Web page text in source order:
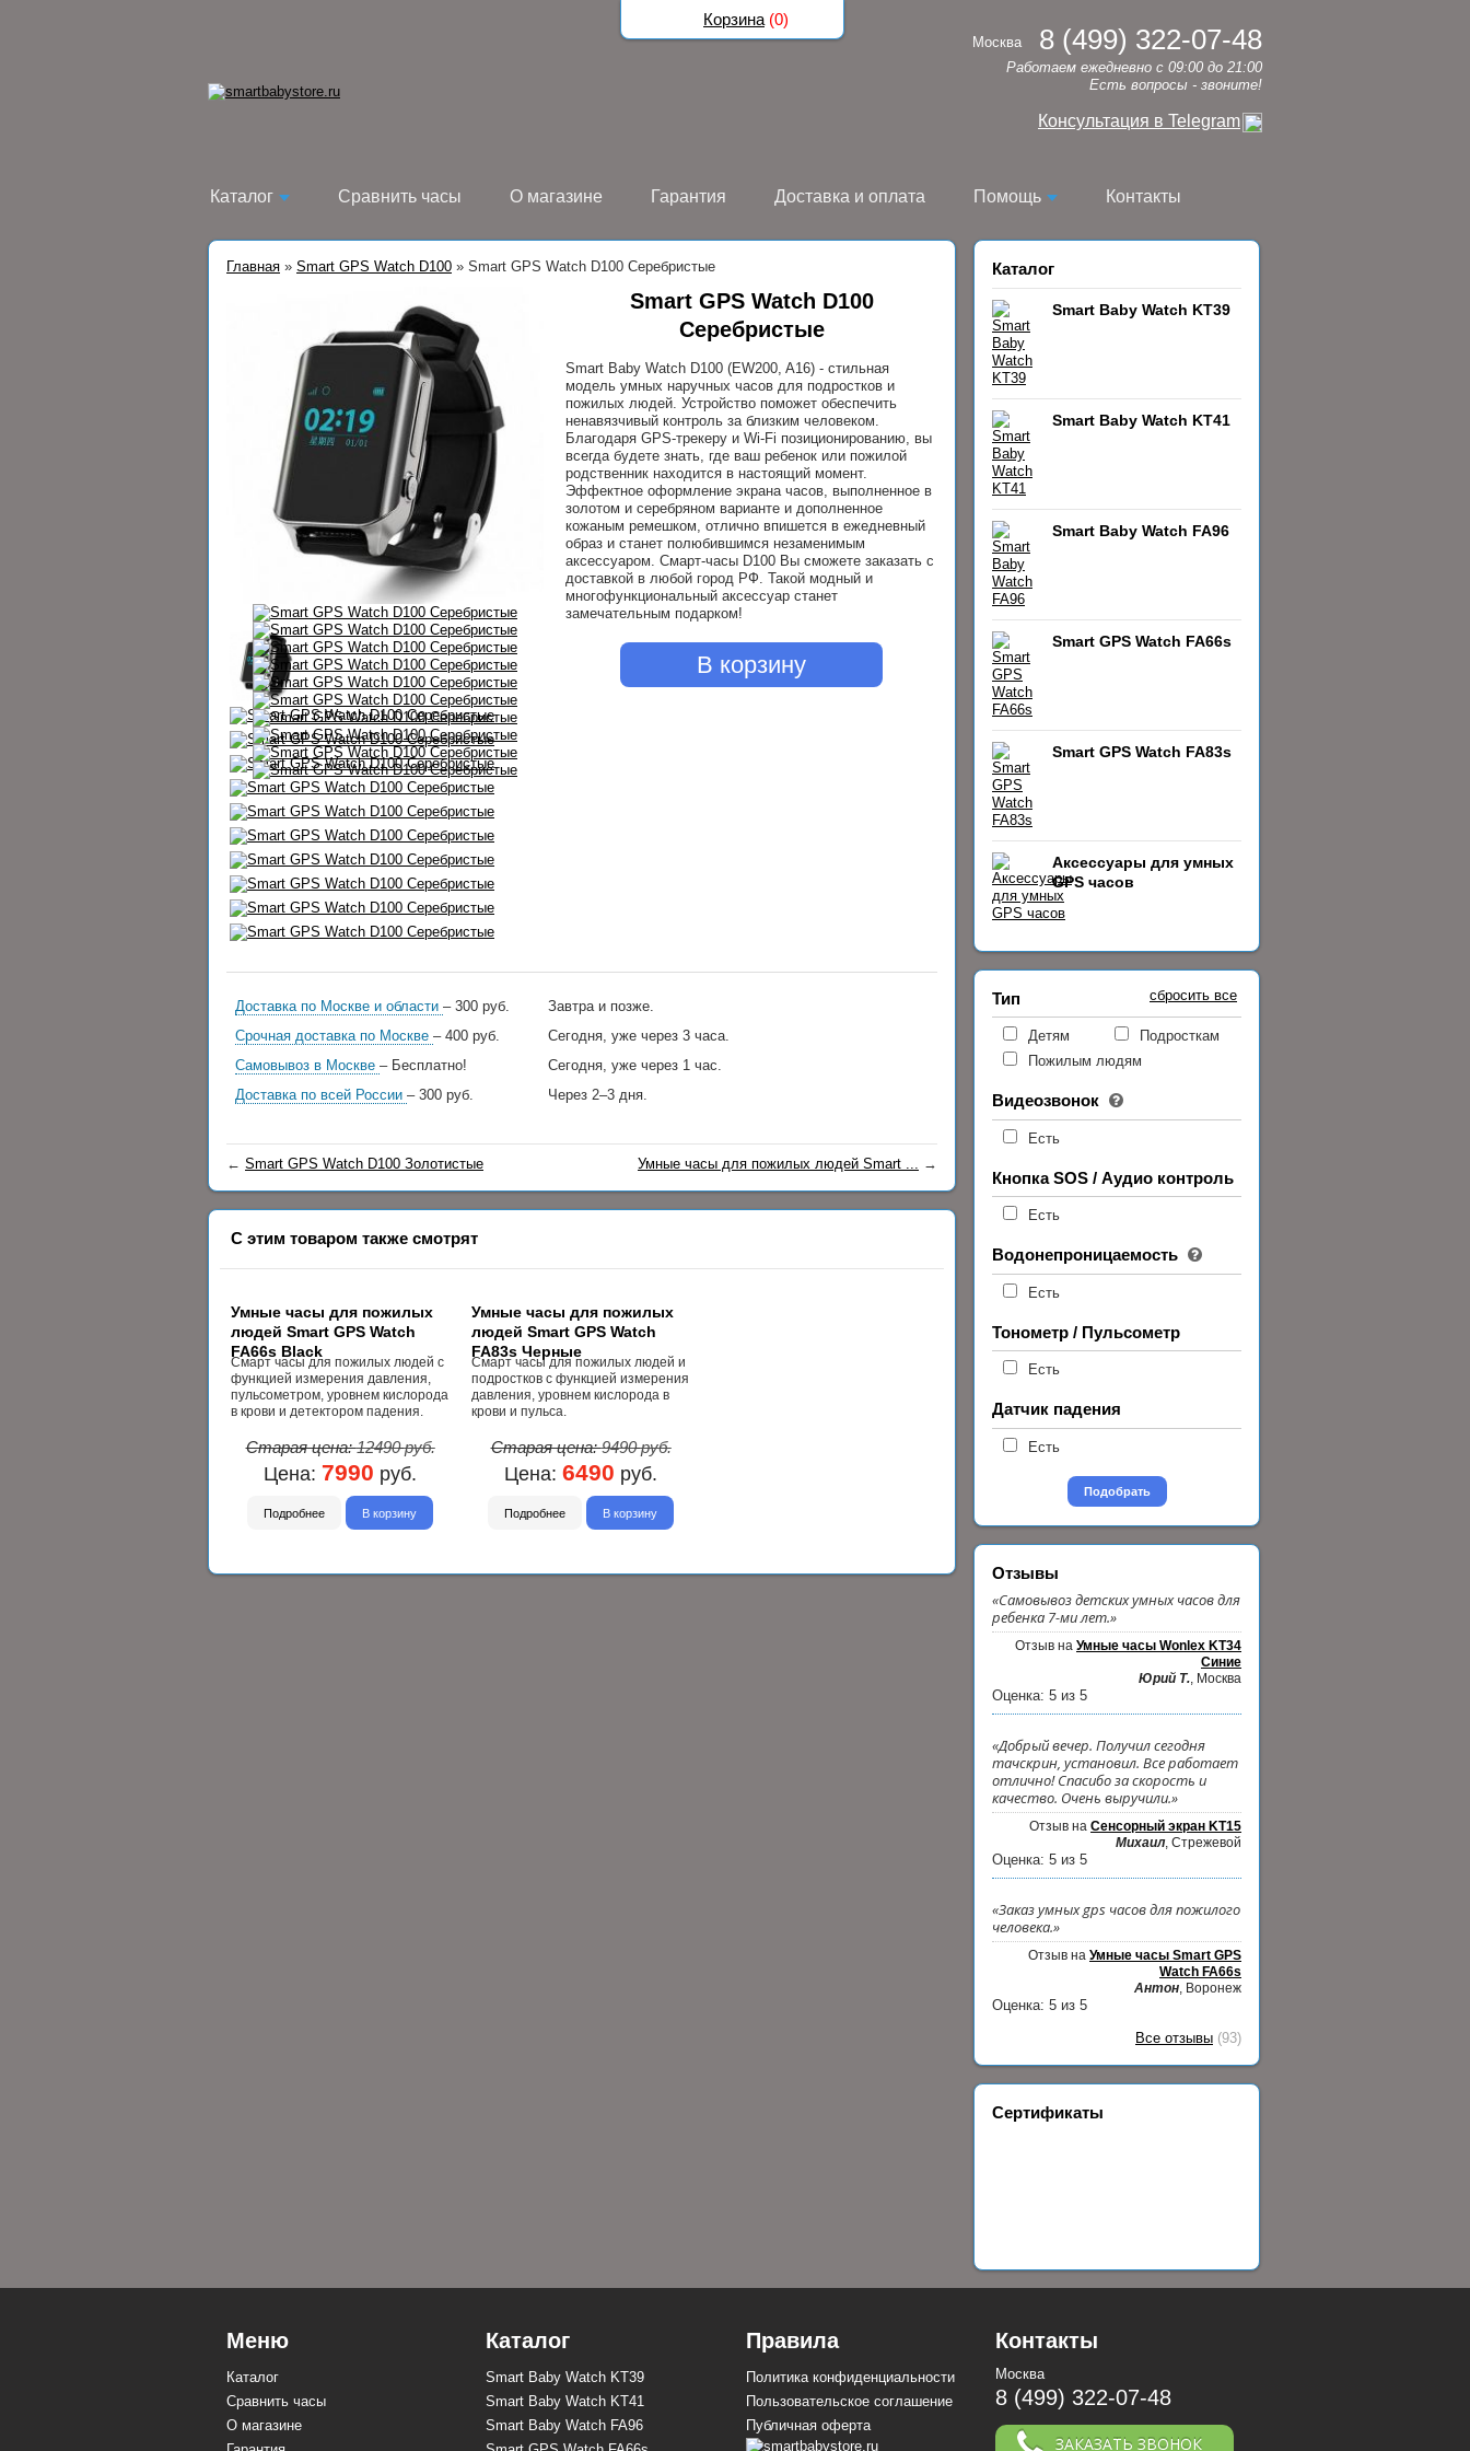
Москва 8 (499) 322-07-48
Работаем ежедневно с 09:00 до 21:00
Есть вопросы - звоните!
Консультация в Telegram
Каталог Сравнить часы О магазине Гарантия Доставка и оплата Помощь Контакты
Главная » Smart GPS Watch D100 » Smart GPS Watch D100 Серебристые
Smart GPS Watch D100
Серебристые
Smart Baby Watch D100 (EW200, A16) - стильная
модель умных наручных часов для подростков и
пожилых людей. Устройство поможет обеспечить
ненавязчивый контроль за близким человеком.
Благодаря GPS-трекеру и Wi-Fi позиционированию, вы
всегда будете знать, где ваш ребенок или пожилой
родственник находится в настоящий момент.
Эффектное оформление экрана часов, выполненное в
золотом и серебряном варианте и дополненное
кожаным ремешком, отлично впишется в ежедневный
образ и станет полюбившимся незаменимым
аксессуаром. Смарт-часы D100 Вы сможете заказать с
доставкой в любой город РФ. Такой модный и
многофункциональный аксессуар станет
замечательным подарком!
В корзину
Доставка по Москве и области – 300 руб.
Завтра и позже.
Срочная доставка по Москве – 400 руб.
Сегодня, уже через 3 часа.
Самовывоз в Москве – Бесплатно!
Сегодня, уже через 1 час.
Доставка по всей России – 300 руб. Через 2–3 дня.
← Smart GPS Watch D100 Золотистые Умные часы для пожилых людей Smart ... →
С этим товаром также смотрят
Умные часы для пожилых
людей Smart GPS Watch
FA66s Black
Смарт часы для пожилых людей с
функцией измерения давления,
пульсометром, уровнем кислорода
в крови и детектором падения.
Старая цена:12490 руб.
Цена: 7990 руб.
Подробнее В корзину
Умные часы для пожилых
людей Smart GPS Watch
FA83s Черные
Смарт часы для пожилых людей и
подростков с функцией измерения
давления, уровнем кислорода в
крови и пульса.
Старая цена:9490 руб.
Цена: 6490 руб.
Подробнее В корзину
Каталог
Smart Baby Watch KT39
Smart Baby Watch KT41
Smart Baby Watch FA96
Smart GPS Watch FA66s
Smart GPS Watch FA83s
Аксессуары для умных
GPS часов
сбросить все
Тип
Детям
Подросткам
Пожилым людям
Видеозвонок
Есть
Кнопка SOS / Аудио контроль
Есть
Водонепроницаемость
Есть
Тонометр / Пульсометр
Есть
Датчик падения
Есть
Подобрать
Отзывы
«Самовывоз детских умных часов для
ребенка 7-ми лет.»
Отзыв на Умные часы Wonlex KT34
Синие
Юрий Т., Москва
Оценка: 5 из 5
«Добрый вечер. Получил сегодня
тачскрин, установил. Все работает
отлично! Спасибо за скорость и
качество. Очень выручили.»
Отзыв на Сенсорный экран KT15
Михаил, Стрежевой
Оценка: 5 из 5
«Заказ умных gps часов для пожилого
человека.»
Отзыв на Умные часы Smart GPS
Watch FA66s
Антон, Воронеж
Оценка: 5 из 5
Все отзывы (93)
Сертификаты
Меню
Каталог
Сравнить часы
О магазине
Каталог
Smart Baby Watch KT39
Smart Baby Watch KT41
Smart Baby Watch FA96
Правила
Политика конфиденциальности
Пользовательское соглашение
Публичная оферта
Контакты
Москва
8 (499) 322-07-48
ЗАКАЗАТЬ ЗВОНОК
Корзина (0)